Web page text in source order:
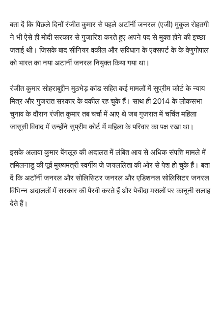
बता दें कि पिछले दिनों रंजीत कुमार से पहले अटॉर्नी जनरल (एजी) मुकुल रोहतगी
ने भी ऐसे ही मोदी सरकार से गुजारिश करते हुए अपने पद से मुक्त होने की इच्छा
जताई थी। जिसके बाद सीनियर वकील और संविधान के एक्सपर्ट के के वेणुगोपाल
को भारत का नया अटार्नी जनरल नियुक्त किया गया था।
रंजीत कुमार सोहराबुद्दीन मुठभेड़ कांड सहित कई मामलों में सुप्रीम कोर्ट के न्याय
मित्र और गुजरात सरकार के वकील रह चुके हैं। साथ ही 2014 के लोकसभा
चुनाव के दौरान रंजीत कुमार तब चर्चा में आए थे जब गुजरात में चर्चित महिला
जासूसी विवाद में उन्होंने सुप्रीम कोर्ट में महिला के परिवार का पक्ष रखा था।
इसके अलावा कुमार बेंगलूरु की अदालत में लंबित आय से अधिक संपत्ति मामले में
तमिलनाडु की पूर्व मुख्यमंत्री स्वर्गीय जे जयललिता की ओर से पेश हो चुके हैं। बता
दें कि अटॉर्नी जनरल और सोलिसिटर जनरल और एडिशनल सोलिसिटर जनरल
विभिन्न अदालतों में सरकार की पैरवी करते हैं और पेचीदा मसलों पर कानूनी सलाह
देते हैं।